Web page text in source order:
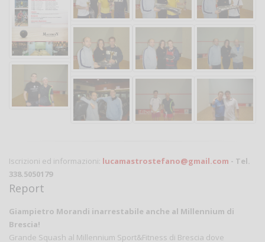
Iscrizioni ed informazioni: lucamastrostefano@gmail.com - Tel.
338.5050179
Report
Giampietro Morandi inarrestabile anche al Millennium di
Brescia!
Grande Squash al Millennium Sport&Fitness di Brescia dove